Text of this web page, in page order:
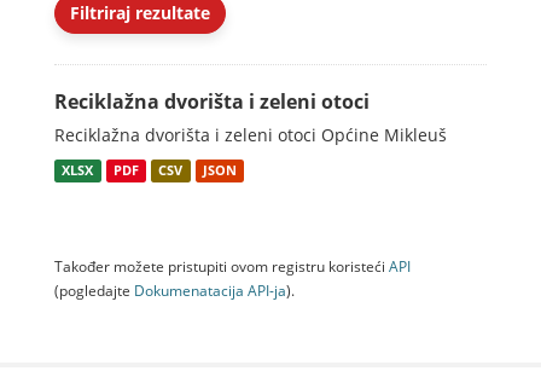
Filtriraj rezultate
Reciklažna dvorišta i zeleni otoci
Reciklažna dvorišta i zeleni otoci Općine Mikleuš
XLSX PDF CSV JSON
Također možete pristupiti ovom registru koristeći API
(pogledajte Dokumenаtаcijа API-jа).